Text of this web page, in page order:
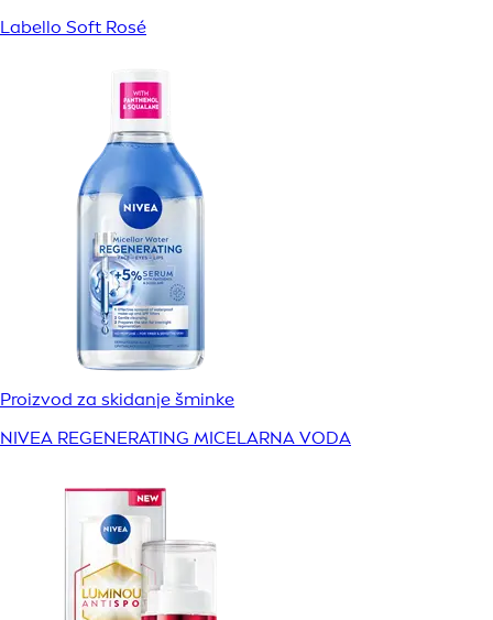
Labello Soft Rosé
Proizvod za skidanje šminke
NIVEA REGENERATING MICELARNA VODA